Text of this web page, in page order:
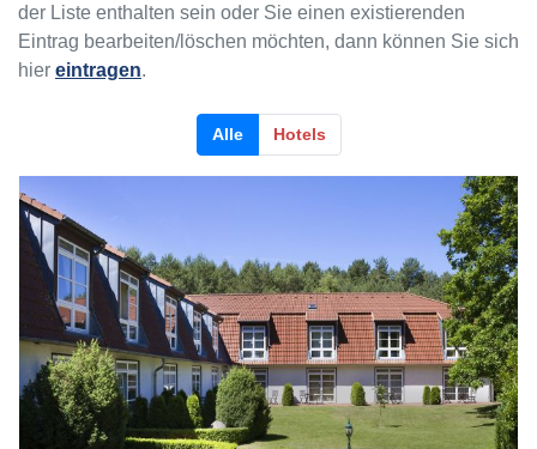
der Liste enthalten sein oder Sie einen existierenden
Eintrag bearbeiten/löschen möchten, dann können Sie sich
hier eintragen.
Alle Hotels